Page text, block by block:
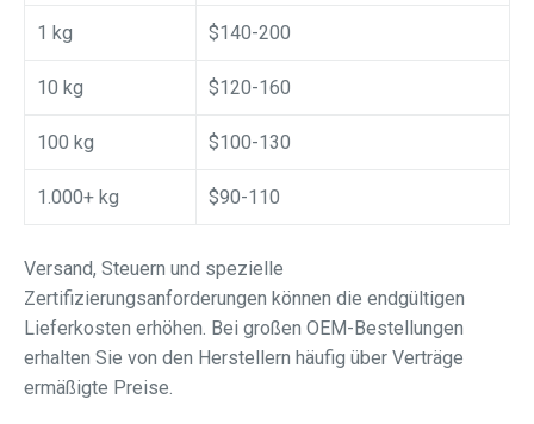
1 kg $140-200
10 kg $120-160
100 kg $100-130
1.000+ kg $90-110
Versand, Steuern und spezielle
Zertifizierungsanforderungen können die endgültigen
Lieferkosten erhöhen. Bei großen OEM-Bestellungen
erhalten Sie von den Herstellern häufig über Verträge
ermäßigte Preise.